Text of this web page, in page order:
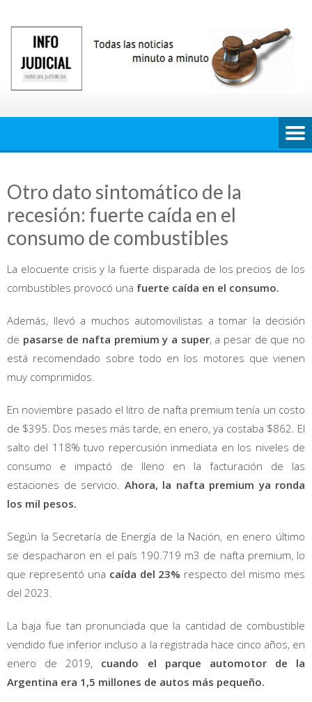
contenido
Otro dato sintomático de la
recesión: fuerte caída en el
consumo de combustibles
La elocuente crisis y la fuerte disparada de los precios de los
combustibles provocó una fuerte caída en el consumo.
Además, llevó a muchos automovilistas a tomar la decisión
de pasarse de nafta premium y a super, a pesar de que no
está recomendado sobre todo en los motores que vienen
muy comprimidos.
En noviembre pasado el litro de nafta premium tenía un costo
de $395. Dos meses más tarde, en enero, ya costaba $862. El
salto del 118% tuvo repercusión inmediata en los niveles de
consumo e impactó de lleno en la facturación de las
estaciones de servicio. Ahora, la nafta premium ya ronda
los mil pesos.
Según la Secretaría de Energía de la Nación, en enero último
se despacharon en el país 190.719 m3 de nafta premium, lo
que representó una caída del 23% respecto del mismo mes
del 2023.
La baja fue tan pronunciada que la cantidad de combustible
vendido fue inferior incluso a la registrada hace cinco años, en
enero de 2019, cuando el parque automotor de la
Argentina era 1,5 millones de autos más pequeño.